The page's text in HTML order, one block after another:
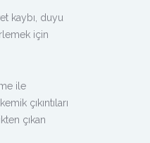
kaybı, duyu
için
ile
çıkıntıları
çıkan